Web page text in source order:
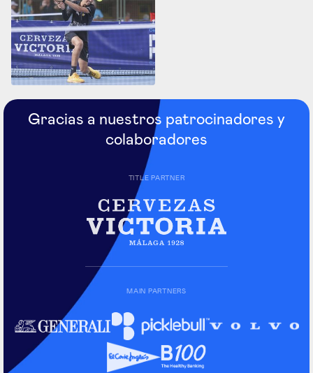
Gracias a nuestros patrocinadores y
colaboradores
TITLE PARTNER
MAIN PARTNERS